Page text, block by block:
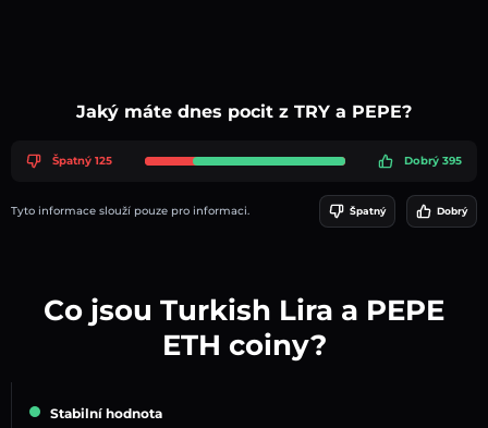
Jaký máte dnes pocit z TRY a PEPE?
Špatný 125 Dobrý 395
Tyto informace slouží pouze pro informaci. Špatný Dobrý
Co jsou Turkish Lira a PEPE
ETH coiny?
Stabilní hodnota